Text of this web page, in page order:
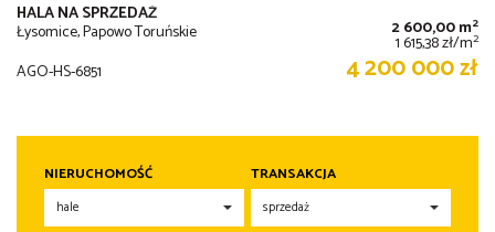
HALA NA SPRZEDAŻ
Łysomice, Papowo Toruńskie 2 600,00 m2
1 615,38 zł/m2
AGO-HS-6851 4 200 000 zł
NIERUCHOMOŚĆ TRANSAKCJA